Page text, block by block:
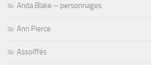
Anita Blake – personnages
Ann Pierce
Assoiffés